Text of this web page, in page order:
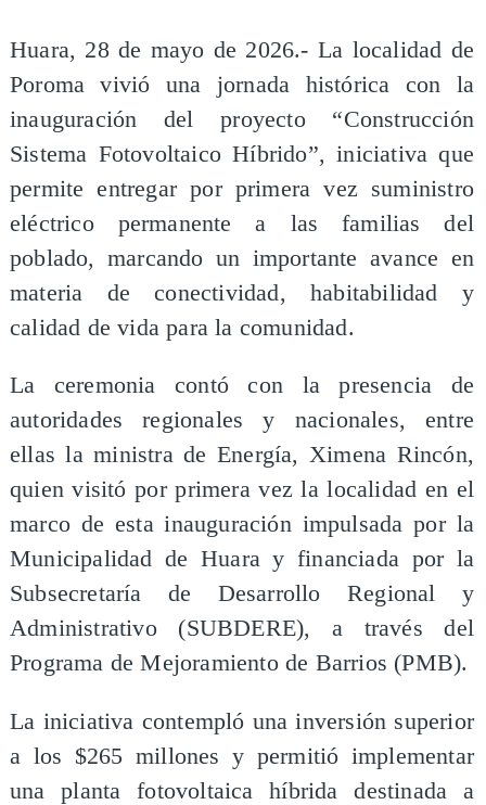
​Huara, 28 de mayo de 2026.- La localidad de
Poroma vivió una jornada histórica con la
inauguración del proyecto “Construcción
Sistema Fotovoltaico Híbrido”, iniciativa que
permite entregar por primera vez suministro
eléctrico permanente a las familias del
poblado, marcando un importante avance en
materia de conectividad, habitabilidad y
calidad de vida para la comunidad.
La ceremonia contó con la presencia de
autoridades regionales y nacionales, entre
ellas la ministra de Energía, Ximena Rincón,
quien visitó por primera vez la localidad en el
marco de esta inauguración impulsada por la
Municipalidad de Huara y financiada por la
Subsecretaría de Desarrollo Regional y
Administrativo (SUBDERE), a través del
Programa de Mejoramiento de Barrios (PMB).
La iniciativa contempló una inversión superior
a los $265 millones y permitió implementar
una planta fotovoltaica híbrida destinada a